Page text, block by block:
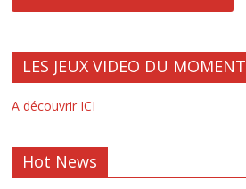
LES JEUX VIDEO DU MOMENT
A découvrir ICI
Hot News